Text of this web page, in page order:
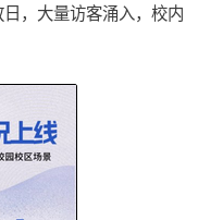
，大量访客涌入，校内